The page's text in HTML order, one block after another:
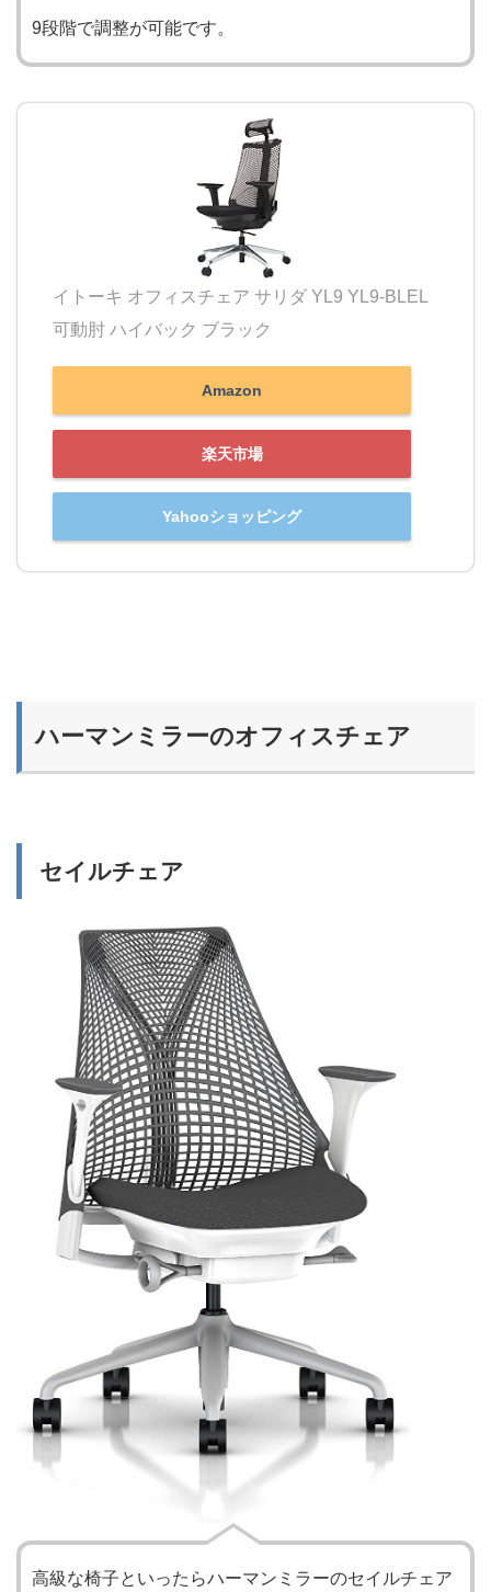
9段階で調整が可能です。
イトーキ オフィスチェア サリダ YL9 YL9-BLEL
可動肘 ハイバック ブラック
Amazon
楽天市場
Yahooショッピング
ハーマンミラーのオフィスチェア
セイルチェア
高級な椅子といったらハーマンミラーのセイルチェア